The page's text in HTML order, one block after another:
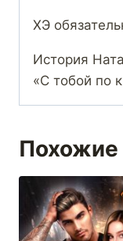
ХЭ
История
«С тобой по
Похожие